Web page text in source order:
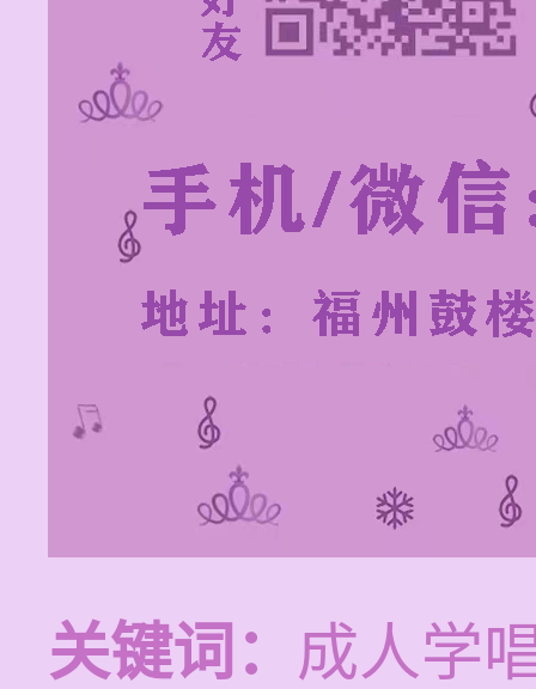
关键词： 成人学